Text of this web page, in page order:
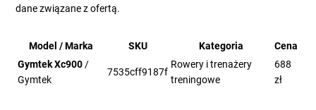
dane związane z ofertą.
Model / Marka SKU Kategoria
Cena
Gymtek Xc900/
Gymtek
7535cff9187f
Rowery i trenażery
treningowe
688
zł